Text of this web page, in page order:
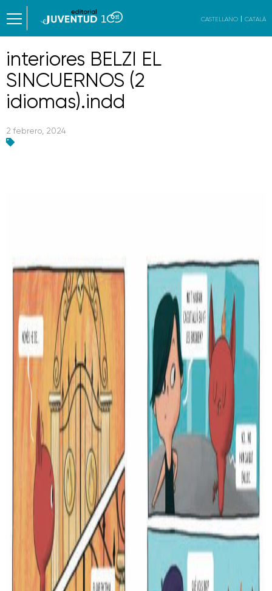
CASTELLANO CATALÀ
interiores BELZI EL
SINCUERNOS (2
idiomas).indd
2 febrero, 2024